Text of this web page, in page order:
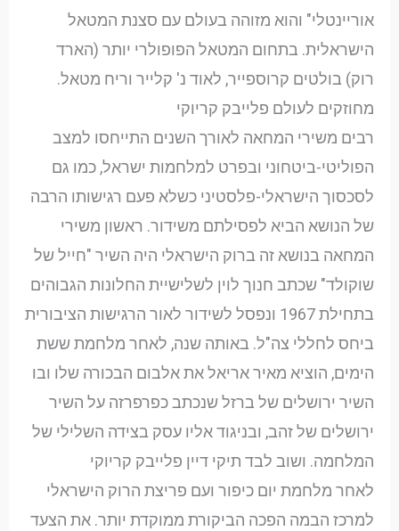
אוריינטלי" והוא מזוהה בעולם עם סצנת המטאל
הישראלית. בתחום המטאל הפופולרי יותר (הארד
רוק) בולטים קרוספייר, לאוד נ' קלייר וריח מטאל.
מחוזקים לעולם פלייבק קריוקי
רבים משירי המחאה לאורך השנים התייחסו למצב
הפוליטי-ביטחוני ובפרט למלחמות ישראל, כמו גם
לסכסוך הישראלי-פלסטיני כשלא פעם רגישותו הרבה
של הנושא הביא לפסילתם משידור. ראשון משירי
המחאה בנושא זה ברוק הישראלי היה השיר "חייל של
שוקולד" שכתב חנוך לוין לשלישיית החלונות הגבוהים
בתחילת 1967 ונפסל לשידור לאור הרגישות הציבורית
ביחס לחללי צה"ל. באותה שנה, לאחר מלחמת ששת
הימים, הוציא מאיר אריאל את אלבום הבכורה שלו ובו
השיר ירושלים של ברזל שנכתב כפרפרזה על השיר
ירושלים של זהב, ובניגוד אליו עסק בצידה השלילי של
המלחמה. ושוב לבד תיקי דיין פלייבק קריוקי
לאחר מלחמת יום כיפור ועם פריצת הרוק הישראלי
למרכז הבמה הפכה הביקורת ממוקדת יותר. את הצעד